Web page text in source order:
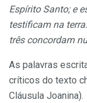
Espírito Santo; e
testificam na
três concordam
As palavras
críticos do texto
Cláusula Joanina).